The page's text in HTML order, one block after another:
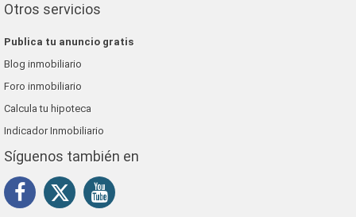
Otros servicios
Publica tu anuncio gratis
Blog inmobiliario
Foro inmobiliario
Calcula tu hipoteca
Indicador Inmobiliario
Síguenos también en